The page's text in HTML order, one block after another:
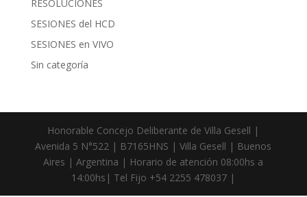
RESOLUCIONES
SESIONES del HCD
SESIONES en VIVO
Sin categoría
Honorable Concejo Deliberante de Villa Gesell |
Avenida 5 N°522 | B7165HNS | Villa Gesell | Buenos
Aires | Argentina | Horario de atención 08:00hs a
14:00hs| Tel Fijo +54 2255 478037 |